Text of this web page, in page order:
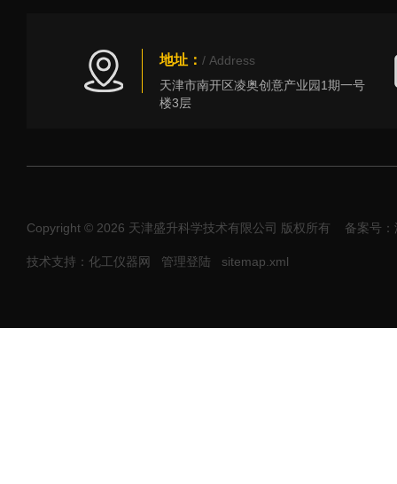
地址： / Address
天津市南开区凌奥创意产业园1期一号
楼3层
Copyright © 2026 天津盛升科学技术有限公司 版权所有 备案号
技术支持：化工仪器网 管理登陆 sitemap.xml